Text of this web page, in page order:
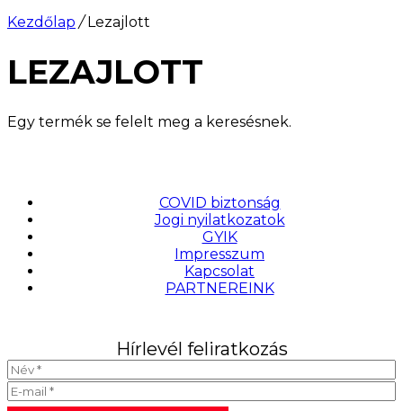
Kezdőlap /Lezajlott
LEZAJLOTT
Egy termék se felelt meg a keresésnek.
COVID biztonság
Jogi nyilatkozatok
GYIK
Impresszum
Kapcsolat
PARTNEREINK
Hírlevél feliratkozás